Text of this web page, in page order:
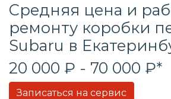
Средняя цена и
ремонту коробки
Subaru в
20 000 ₽ - 70 000 ₽*
Записаться на сервис